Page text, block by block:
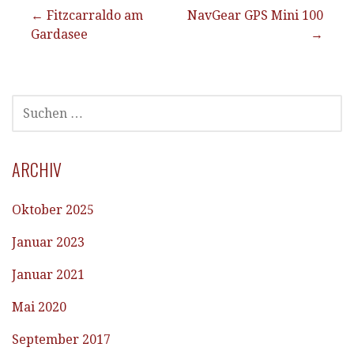
Beitragsnavigation
← Fitzcarraldo am
Gardasee
NavGear GPS Mini 100
→
SUCHEN
NACH:
ARCHIV
Oktober 2025
Januar 2023
Januar 2021
Mai 2020
September 2017